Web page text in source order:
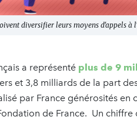
diversifier leurs moyens d'appels à
a représenté plus de 9
et 3,8 milliards de la part
par France générosités
de France. Un chiffre